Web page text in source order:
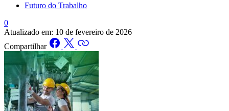
Futuro do Trabalho
0
Atualizado em: 10 de fevereiro de 2026
Compartilhar